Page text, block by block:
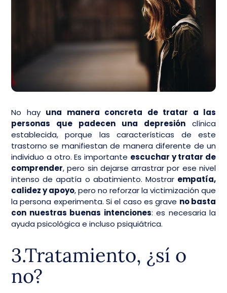
No hay una manera concreta de tratar a las
personas que padecen una depresión clínica
establecida, porque las características de este
trastorno se manifiestan de manera diferente de un
individuo a otro. Es importante escuchar y tratar de
comprender, pero sin dejarse arrastrar por ese nivel
intenso de apatía o abatimiento. Mostrar empatía,
calidez y apoyo, pero no reforzar la victimización que
la persona experimenta. Si el caso es grave no basta
con nuestras buenas intenciones: es necesaria la
ayuda psicológica e incluso psiquiátrica.
3.Tratamiento, ¿sí o
no?